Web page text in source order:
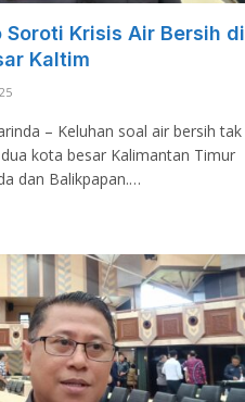
Soroti Krisis Air Bersih di
Kaltim
– Keluhan soal air bersih tak
kota besar Kalimantan Timur
dan Balikpapan.…